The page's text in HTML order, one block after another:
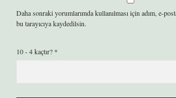
Daha sonraki yorumlarımda kullanılması için adım, e-
bu tarayıcıya kaydedilsin.
10 - 4 kaçtır? *